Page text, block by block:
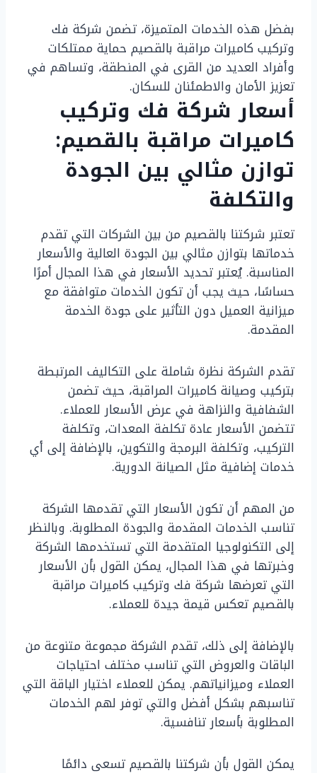
بفضل هذه الخدمات المتميزة، تضمن شركة فك
وتركيب كاميرات مراقبة بالقصيم حماية ممتلكات
وأفراد العديد من القرى في المنطقة، وتساهم في
تعزيز الأمان والاطمئنان للسكان.
أسعار شركة فك وتركيب
كاميرات مراقبة بالقصيم:
توازن مثالي بين الجودة
والتكلفة
تعتبر شركتنا بالقصيم من بين الشركات التي تقدم
خدماتها بتوازن مثالي بين الجودة العالية والأسعار
المناسبة. يُعتبر تحديد الأسعار في هذا المجال أمرًا
حساسًا، حيث يجب أن تكون الخدمات متوافقة مع
ميزانية العميل دون التأثير على جودة الخدمة
المقدمة.
تقدم الشركة نظرة شاملة على التكاليف المرتبطة
بتركيب وصيانة كاميرات المراقبة، حيث تضمن
الشفافية والنزاهة في عرض الأسعار للعملاء.
تتضمن الأسعار عادة تكلفة المعدات، وتكلفة
التركيب، وتكلفة البرمجة والتكوين، بالإضافة إلى أي
خدمات إضافية مثل الصيانة الدورية.
من المهم أن تكون الأسعار التي تقدمها الشركة
تناسب الخدمات المقدمة والجودة المطلوبة. وبالنظر
إلى التكنولوجيا المتقدمة التي تستخدمها الشركة
وخبرتها في هذا المجال، يمكن القول بأن الأسعار
التي تعرضها شركة فك وتركيب كاميرات مراقبة
بالقصيم تعكس قيمة جيدة للعملاء.
بالإضافة إلى ذلك، تقدم الشركة مجموعة متنوعة من
الباقات والعروض التي تناسب مختلف احتياجات
العملاء وميزانياتهم. يمكن للعملاء اختيار الباقة التي
تناسبهم بشكل أفضل والتي توفر لهم الخدمات
المطلوبة بأسعار تنافسية.
يمكن القول بأن شركتنا بالقصيم تسعى دائمًا